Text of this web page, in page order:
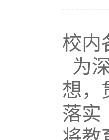
校内
为
想，
落实